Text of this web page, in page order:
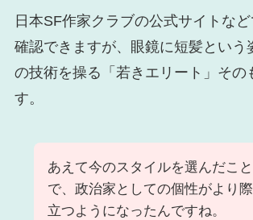
日本SF作家クラブの公式サイトな
確認できますが、眼鏡に短髪という
の技術を操る「若きエリート」その
す。
あえて今のスタイルを選んだこと
で、政治家としての個性がより際
立つようになったんですね。